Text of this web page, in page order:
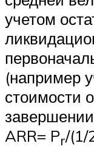
учетом
(например
стоимости
ARR= Pr/(1/